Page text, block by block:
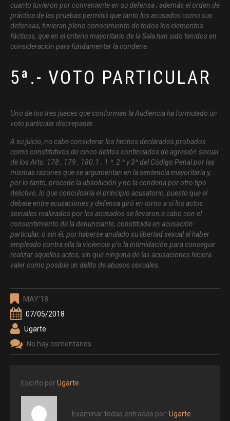
cuanto tuvieron por conveniente en su defensa ; además el orden de
práctica de las pruebas permitió que tanto los acusados como sus
defensas, tuvieran pleno conocimiento de todos los elementos
fácticos, que en el criterio mayoritario de la Sala han sido tenidos en
consideración para fundamentar la condena.
5ª.- VOTO PARTICULAR
Uno de los tres jueces que conforman la Audiencia ha formulado un
voto particular discrepante.
A su juicio, no cabe considerar los hechos declarados probados
como constitutivos de cinco delitos continuados de agresión sexual
de los Arts. 178 , 179 , 180.1 . 1 ª, 2 ª y 3ª del Código Penal por las
mismas razones que se argumentan en la sentencia mayoritaria y,
por lo tanto, procede la absolución y no la condena por otro tipo
delictivo, lo que conculcaría el principio acusatorio, puesto que el
debate entre acusaciones y defensa giró en torno a si los actos
sexuales realizados por los acusados se llevaron a cabo con el
consentimiento de la denunciante, constituida en acusación
particular, o sin él, por haberse anulado su libertad sexual al haber
empleado contra ella la violencia y/o la intimidación para conseguir
realizar aquellos actos, sin que ninguna de las acusaciones hiciera
valer como posible un delito de abusos sexuales.
MAY'18
07/05/2018
Ugarte
No hay comentarios
Escrito por Ugarte
Examinar todas entradas por: Ugarte